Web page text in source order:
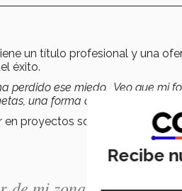
un título profesional y una
éxito.
perdido ese miedo. Veo que mi
una forma de pensar un poco
proyectos sociales, de
Recibe